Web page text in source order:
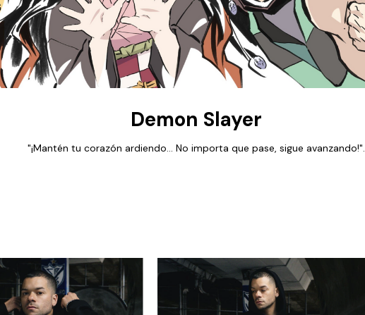
Demon Slayer
"¡Mantén tu corazón ardiendo... No importa que pase, sigue avanzando!".